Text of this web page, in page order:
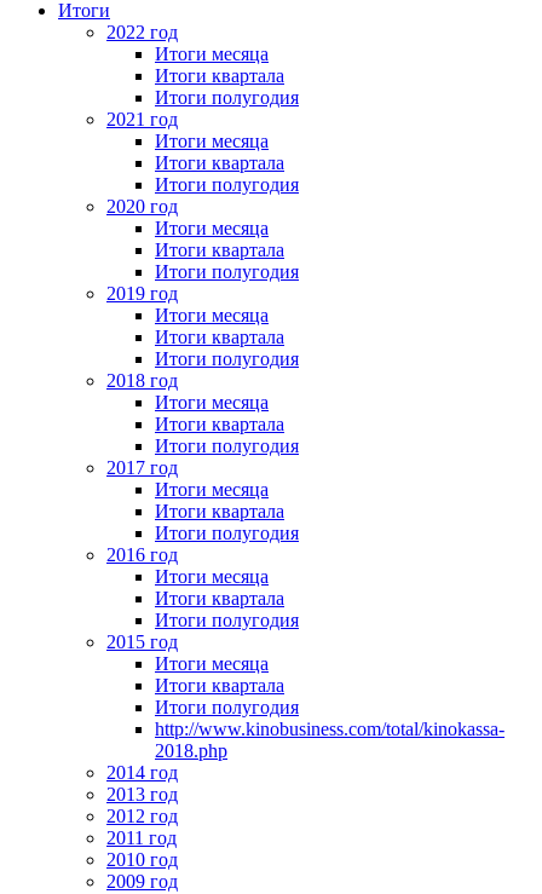
Итоги
2022 год
Итоги месяца
Итоги квартала
Итоги полугодия
2021 год
Итоги месяца
Итоги квартала
Итоги полугодия
2020 год
Итоги месяца
Итоги квартала
Итоги полугодия
2019 год
Итоги месяца
Итоги квартала
Итоги полугодия
2018 год
Итоги месяца
Итоги квартала
Итоги полугодия
2017 год
Итоги месяца
Итоги квартала
Итоги полугодия
2016 год
Итоги месяца
Итоги квартала
Итоги полугодия
2015 год
Итоги месяца
Итоги квартала
Итоги полугодия
http://www.kinobusiness.com/total/kinokassa-
2018.php
2014 год
2013 год
2012 год
2011 год
2010 год
2009 год